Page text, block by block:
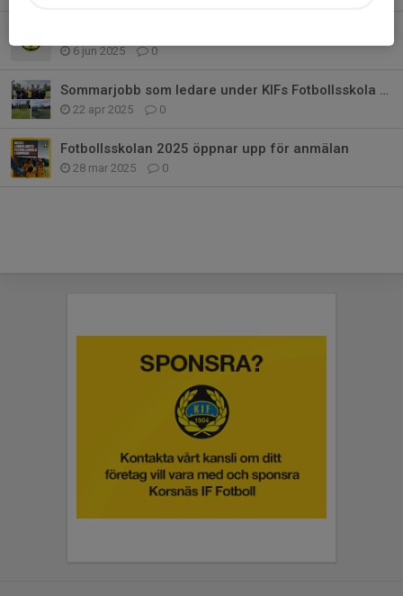
6 jun 2025 0
Sommarjobb som ledare under KIFs Fotbollsskola 2025
22 apr 2025 0
Fotbollsskolan 2025 öppnar upp för anmälan
28 mar 2025 0